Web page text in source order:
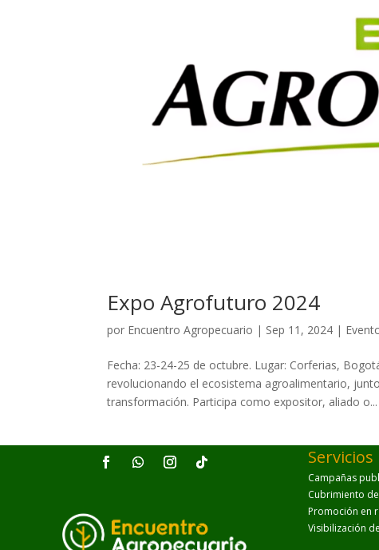
Expo Agrofuturo 2024
por Encuentro Agropecuario | Sep 11, 2024 |
Fecha: 23-24-25 de octubre. Lugar: Corferias,
revolucionando el ecosistema agroalimentario,
transformación. Participa como expositor, aliado o...
Servicios
Campañas
Cubrimiento
Promoción en
Visibilización